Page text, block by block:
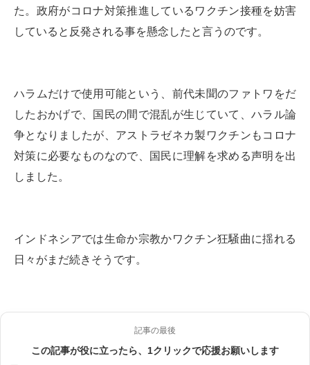
た。政府がコロナ対策推進しているワクチン接種を妨害
していると反発される事を懸念したと言うのです。
ハラムだけで使用可能という、前代未聞のファトワをだ
したおかげで、国民の間で混乱が生じていて、ハラル論
争となりましたが、アストラゼネカ製ワクチンもコロナ
対策に必要なものなので、国民に理解を求める声明を出
しました。
インドネシアでは生命か宗教かワクチン狂騒曲に揺れる
日々がまだ続きそうです。
記事の最後
この記事が役に立ったら、1クリックで応援お願いします